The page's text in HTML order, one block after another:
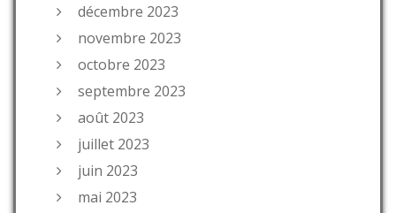
décembre 2023
novembre 2023
octobre 2023
septembre 2023
août 2023
juillet 2023
juin 2023
mai 2023